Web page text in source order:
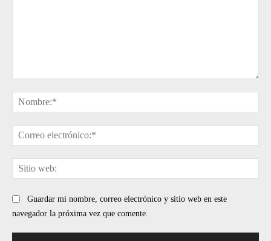
Guardar mi nombre, correo electrónico y sitio web en este
navegador la próxima vez que comente.